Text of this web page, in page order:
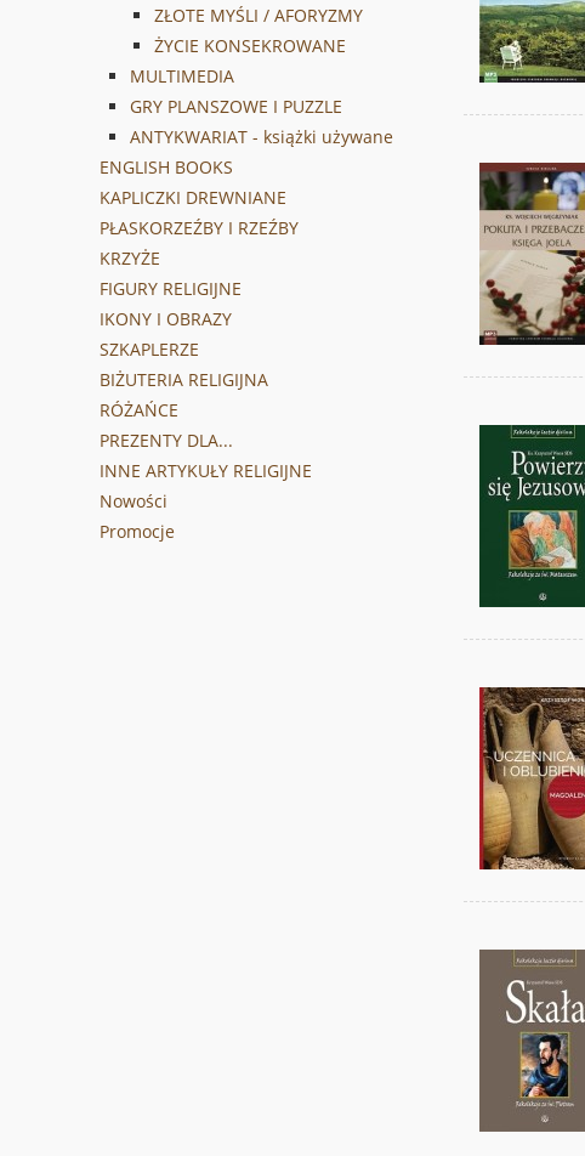
ZŁOTE MYŚLI / AFORYZMY
ŻYCIE KONSEKROWANE
MULTIMEDIA
GRY PLANSZOWE I PUZZLE
ANTYKWARIAT - książki używane
ENGLISH BOOKS
KAPLICZKI DREWNIANE
PŁASKORZEŹBY I RZEŹBY
KRZYŻE
FIGURY RELIGIJNE
IKONY I OBRAZY
SZKAPLERZE
BIŻUTERIA RELIGIJNA
RÓŻAŃCE
PREZENTY DLA...
INNE ARTYKUŁY RELIGIJNE
Nowości
Promocje